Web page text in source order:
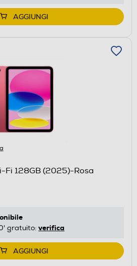
AGGIUNGI
Fi 128GB (2025)-Rosa
gratuito: verifica
AGGIUNGI